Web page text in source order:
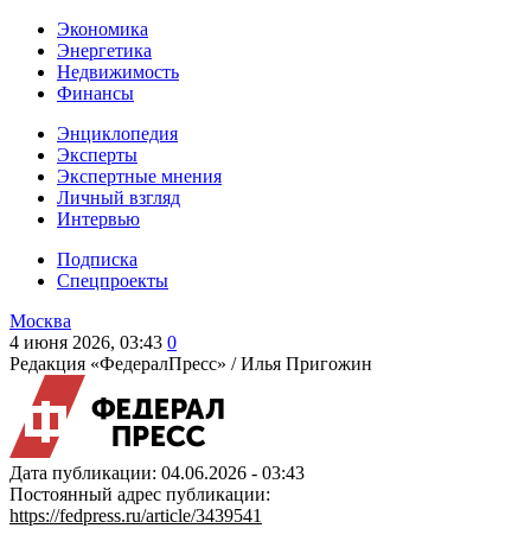
Экономика
Энергетика
Недвижимость
Финансы
Энциклопедия
Эксперты
Экспертные мнения
Личный взгляд
Интервью
Подписка
Спецпроекты
Москва
4 июня 2026, 03:43 0
Редакция «ФедералПресс» /Илья Пригожин
Дата публикации: 04.06.2026 - 03:43
Постоянный адрес публикации:
https://fedpress.ru/article/3439541